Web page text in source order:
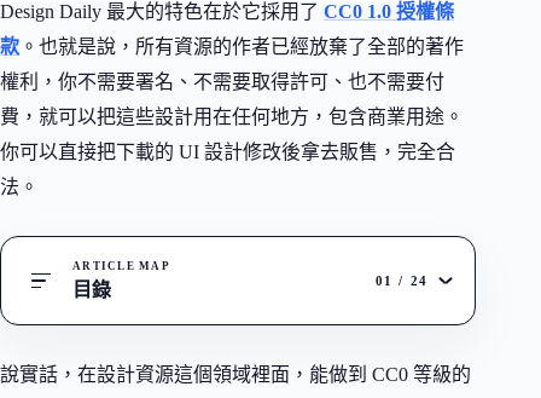
Design Daily 最大的特色在於它採用了 CC0 1.0 授權條
款 。也就是說，所有資源的作者已經放棄了全部的著作
權利，你不需要署名、不需要取得許可、也不需要付
費，就可以把這些設計用在任何地方，包含商業用途。
你可以直接把下載的 UI 設計修改後拿去販售，完全合
法。
ARTICLE MAP
目錄 01 / 24
說實話，在設計資源這個領域裡面，能做到 CC0 等級的